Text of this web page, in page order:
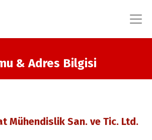
& Adres Bilgisi
Mühendislik San. ve Tic. Ltd.